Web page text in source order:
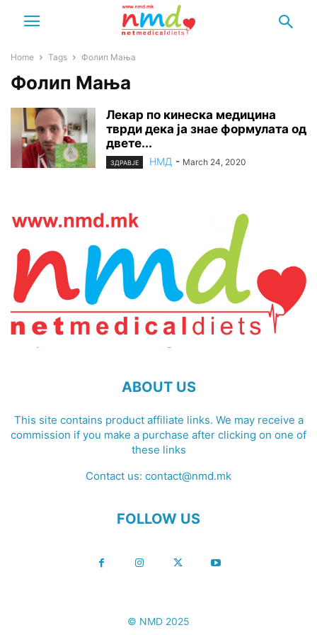
Home Tags Фолип Мања
Фолип Мања
Лекар по кинеска медицина
тврди дека ја знае формулата од
двете...
ЗДРАВЈЕ НМД - March 24, 2020
ABOUT US
This site contains product affiliate links. We may receive a
commission if you make a purchase after clicking on one of
these links
Contact us: contact@nmd.mk
FOLLOW US
© NMD 2025